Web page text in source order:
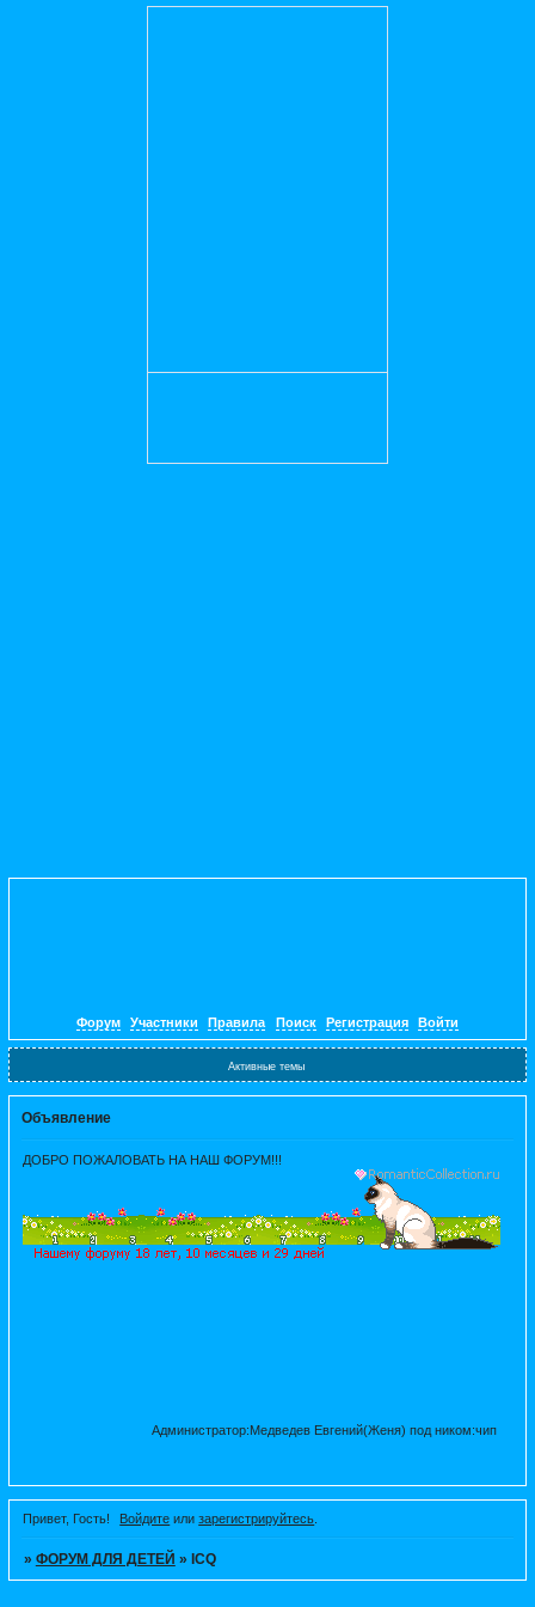
Форум Участники Правила Поиск Регистрация Войти
Активные темы
Объявление
ДОБРО ПОЖАЛОВАТЬ НА НАШ ФОРУМ!!!
Администратор:Медведев Евгений(Женя) под ником:чип
Привет, Гость! Войдите илизарегистрируйтесь
» ФОРУМ ДЛЯ ДЕТЕЙ » ICQ